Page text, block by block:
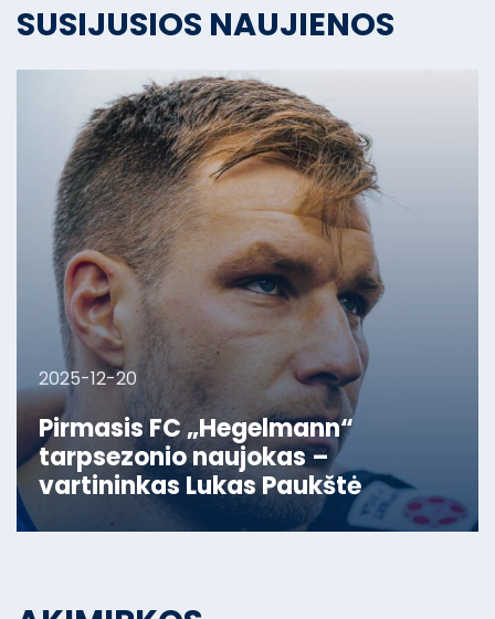
SUSIJUSIOS NAUJIENOS
2025-12-20
Pirmasis FC „Hegelmann“
tarpsezonio naujokas –
vartininkas Lukas Paukštė